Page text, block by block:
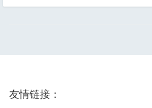
友情链接：